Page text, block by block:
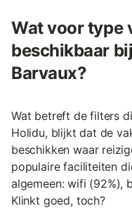
Wat voor type
beschikbaar
Barvaux?
Wat betreft de filters
Holidu, blijkt dat de
beschikken waar
populaire faciliteiten
algemeen: wifi (92%),
Klinkt goed, toch?